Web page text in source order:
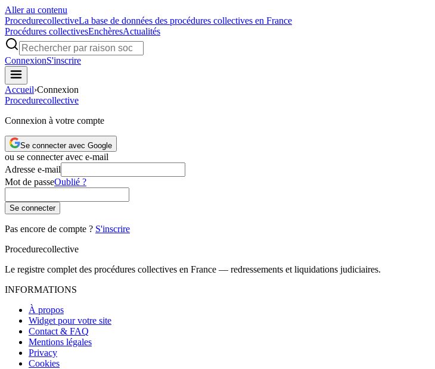
Aller au contenu
ProcedurecollectiveLa base de données des procédures collectives en France
Procédures collectivesEnchèresActualités
ConnexionS'inscrire
Accueil›Connexion
Procedurecollective
Connexion à votre compte
Se connecter avec Google
ou se connecter avec e-mail
Adresse e-mail
Mot de passeOublié ?
Se connecter
Pas encore de compte ? S'inscrire
Procedurecollective
Le registre complet des procédures collectives en France — redressements et liquidations judiciaires.
INFORMATIONS
À propos
Widget pour votre site
Contact & FAQ
Mentions légales
Privacy
Cookies